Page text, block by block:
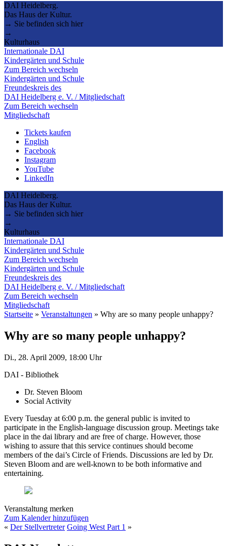
DAI Heidelberg.
Das Haus der Kultur.
→ Sie befinden sich hier
→
Kulturhaus
Internationale DAI
Kindergärten und Schule
Zum Bereich wechseln
Kindergärten und Schule
Freundeskreis des
DAI Heidelberg e. V. / Mitgliedschaft
Zum Bereich wechseln
Mitgliedschaft
Tickets kaufen
English
Facebook
Instagram
YouTube
LinkedIn
DAI Heidelberg.
Das Haus der Kultur.
→ Sie befinden sich hier
→
Kulturhaus
Internationale DAI
Kindergärten und Schule
Zum Bereich wechseln
Kindergärten und Schule
Freundeskreis des
DAI Heidelberg e. V. / Mitgliedschaft
Zum Bereich wechseln
Mitgliedschaft
Startseite » Veranstaltungen » Why are so many people unhappy?
Why are so many people unhappy?
Di., 28. April 2009, 18:00 Uhr
DAI - Bibliothek
Dr. Steven Bloom
Social Activity
Every Tuesday at 6:00 p.m. the general public is invited to
participate in the English-language discussion group. Meetings take
place in the dai library and are free of charge. However, those
wishing to assure that this service continues should become
members of the dai’s Circle of Friends. Discussions are led by Dr.
Steven Bloom and are well-known to be both informative and
entertaining.
Veranstaltung merken
Zum Kalender hinzufügen
« Der Stellvertreter Going West Part 1 »